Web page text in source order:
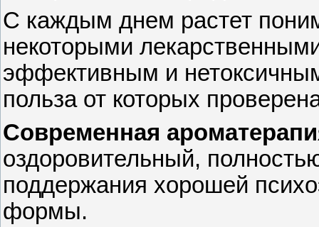
С каждым днем растет
некоторыми
эффективным и
польза от которых
Современная
оздоровительный,
поддержания хорошей
формы.